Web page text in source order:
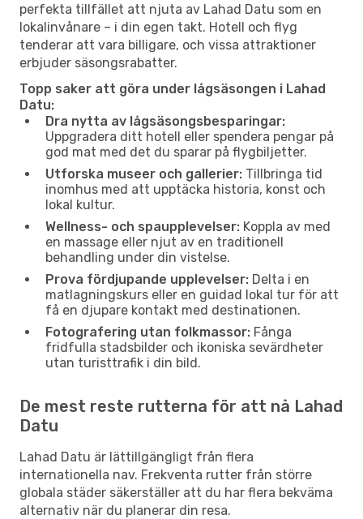
perfekta tillfället att njuta av Lahad Datu som en
lokalinvånare – i din egen takt. Hotell och flyg
tenderar att vara billigare, och vissa attraktioner
erbjuder säsongsrabatter.
Topp saker att göra under lågsäsongen i Lahad
Datu:
Dra nytta av lågsäsongsbesparingar:
Uppgradera ditt hotell eller spendera pengar på
god mat med det du sparar på flygbiljetter.
Utforska museer och gallerier: Tillbringa tid
inomhus med att upptäcka historia, konst och
lokal kultur.
Wellness- och spaupplevelser: Koppla av med
en massage eller njut av en traditionell
behandling under din vistelse.
Prova fördjupande upplevelser: Delta i en
matlagningskurs eller en guidad lokal tur för att
få en djupare kontakt med destinationen.
Fotografering utan folkmassor: Fånga
fridfulla stadsbilder och ikoniska sevärdheter
utan turisttrafik i din bild.
De mest reste rutterna för att nå Lahad
Datu
Lahad Datu är lättillgängligt från flera
internationella nav. Frekventa rutter från större
globala städer säkerställer att du har flera bekväma
alternativ när du planerar din resa.